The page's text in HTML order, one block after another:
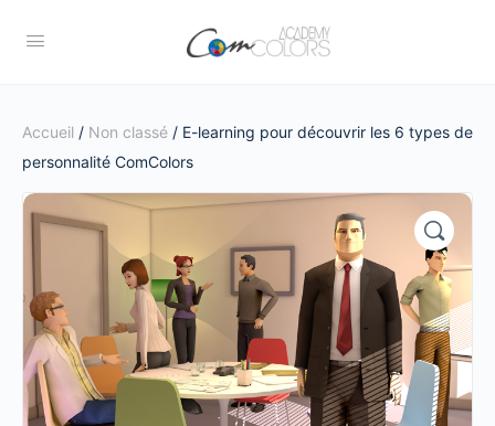
Accueil / Non classé / E-learning pour découvrir les 6 types de
personnalité ComColors